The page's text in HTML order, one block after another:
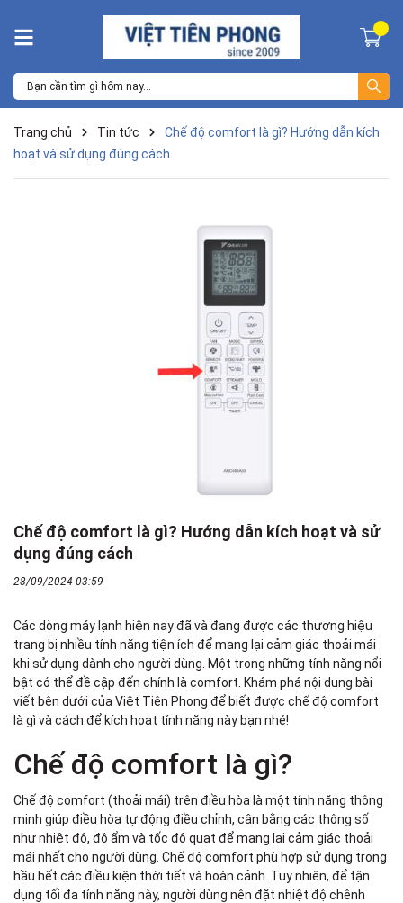
Trang chủ Tin tức
Chế độ comfort là gì? Hướng dẫn kích
hoạt và sử dụng đúng cách
Chế độ comfort là gì? Hướng dẫn kích hoạt và sử
dụng đúng cách
28/09/2024 03:59
Các dòng máy lạnh hiện nay đã và đang được các thương hiệu
trang bị nhiều tính năng tiện ích để mang lại cảm giác thoải mái
khi sử dụng dành cho người dùng. Một trong những tính năng nổi
bật có thể đề cập đến chính là comfort. Khám phá nội dung bài
viết bên dưới của Việt Tiên Phong để biết được chế độ comfort
là gì và cách để kích hoạt tính năng này bạn nhé!
Chế độ comfort là gì?
Chế độ comfort (thoải mái) trên điều hòa là một tính năng thông
minh giúp điều hòa tự động điều chỉnh, cân bằng các thông số
như nhiệt độ, độ ẩm và tốc độ quạt để mang lại cảm giác thoải
mái nhất cho người dùng. Chế độ comfort phù hợp sử dụng trong
hầu hết các điều kiện thời tiết và hoàn cảnh. Tuy nhiên, để tận
dụng tối đa tính năng này, người dùng nên đặt nhiệt độ chênh